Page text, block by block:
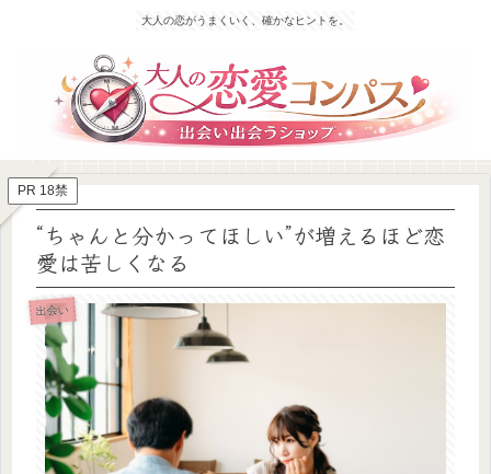
大人の恋がうまくいく、確かなヒントを。
PR 18禁
“ちゃんと分かってほしい”が増えるほど恋
愛は苦しくなる
出会い